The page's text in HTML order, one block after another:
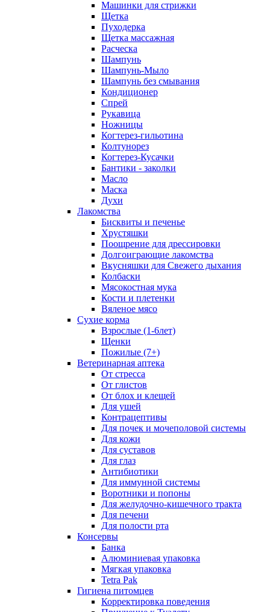
Машинки для стрижки
Щетка
Пуходерка
Щетка массажная
Расческа
Шампунь
Шампунь-Мыло
Шампунь без cмывания
Кондиционер
Спрей
Рукавица
Ножницы
Когтерез-гильотина
Колтунорез
Когтерез-Кусачки
Бантики - заколки
Масло
Маска
Духи
Лакомства
Бисквиты и печенье
Хрустяшки
Поощрение для дрессировки
Долгоиграющие лакомства
Вкусняшки для Свежего дыхания
Колбаски
Мясокостная мука
Кости и плетенки
Вяленое мясо
Сухие корма
Взрослые (1-6лет)
Щенки
Пожилые (7+)
Ветеринарная аптека
От стресса
От глистов
От блох и клещей
Для ушей
Контрацептивы
Для почек и мочеполовой системы
Для кожи
Для суставов
Для глаз
Антибиотики
Для иммунной системы
Воротники и попоны
Для желудочно-кишечного тракта
Для печени
Для полости рта
Консервы
Банка
Алюминиевая упаковка
Мягкая упаковка
Tetra Pak
Гигиена питомцев
Корректировка поведения